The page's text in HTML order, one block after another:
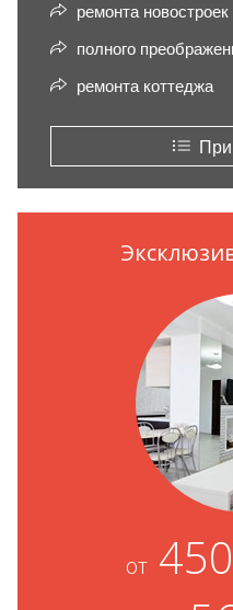
ремонта новостроек
полного
ремонта коттеджа
от